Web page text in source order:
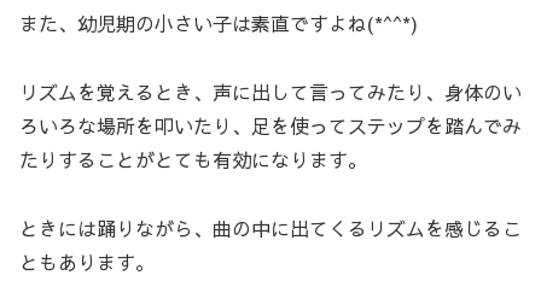
また、幼児期の小さい子は素直ですよね(*^^*)
リズムを覚えるとき、声に出して言ってみたり、身体のい
ろいろな場所を叩いたり、足を使ってステップを踏んでみ
たりすることがとても有効になります。
ときには踊りながら、曲の中に出てくるリズムを感じるこ
ともあります。